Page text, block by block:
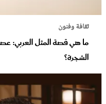
ثقافة وفنون
ما هي قصة المثل العربي:
الشجرة؟